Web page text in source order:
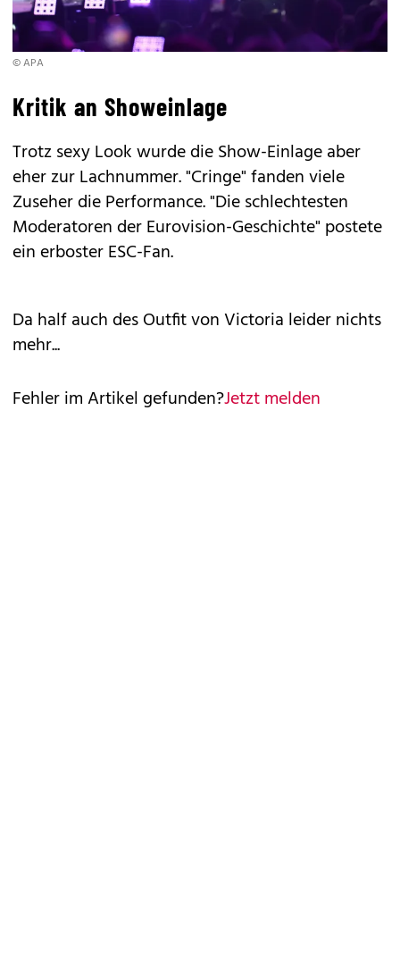
© APA
Kritik an Showeinlage
Trotz sexy Look wurde die Show-Einlage aber
eher zur Lachnummer. "Cringe" fanden viele
Zuseher die Performance. "Die schlechtesten
Moderatoren der Eurovision-Geschichte" postete
ein erboster ESC-Fan.
Da half auch des Outfit von Victoria leider nichts
mehr...
Fehler im Artikel gefunden?Jetzt melden